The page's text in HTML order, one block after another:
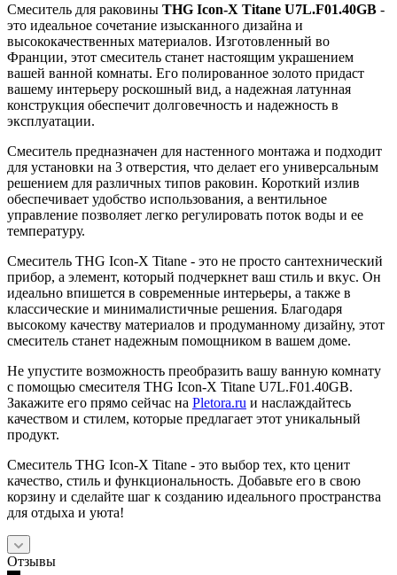
Смеситель для раковины THG Icon-X Titane U7L.F01.40GB -
это идеальное сочетание изысканного дизайна и
высококачественных материалов. Изготовленный во
Франции, этот смеситель станет настоящим украшением
вашей ванной комнаты. Его полированное золото придаст
вашему интерьеру роскошный вид, а надежная латунная
конструкция обеспечит долговечность и надежность в
эксплуатации.
Смеситель предназначен для настенного монтажа и подходит
для установки на 3 отверстия, что делает его универсальным
решением для различных типов раковин. Короткий излив
обеспечивает удобство использования, а вентильное
управление позволяет легко регулировать поток воды и ее
температуру.
Смеситель THG Icon-X Titane - это не просто сантехнический
прибор, а элемент, который подчеркнет ваш стиль и вкус. Он
идеально впишется в современные интерьеры, а также в
классические и минималистичные решения. Благодаря
высокому качеству материалов и продуманному дизайну, этот
смеситель станет надежным помощником в вашем доме.
Не упустите возможность преобразить вашу ванную комнату
с помощью смесителя THG Icon-X Titane U7L.F01.40GB.
Закажите его прямо сейчас на Pletora.ru и наслаждайтесь
качеством и стилем, которые предлагает этот уникальный
продукт.
Смеситель THG Icon-X Titane - это выбор тех, кто ценит
качество, стиль и функциональность. Добавьте его в свою
корзину и сделайте шаг к созданию идеального пространства
для отдыха и уюта!
Отзывы